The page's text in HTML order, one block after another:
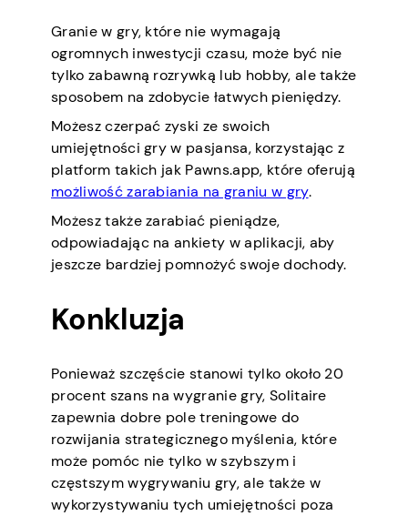
Granie w gry, które nie wymagają
ogromnych inwestycji czasu, może być nie
tylko zabawną rozrywką lub hobby, ale także
sposobem na zdobycie łatwych pieniędzy.
Możesz czerpać zyski ze swoich
umiejętności gry w pasjansa, korzystając z
platform takich jak Pawns.app, które oferują
możliwość zarabiania na graniu w gry.
Możesz także zarabiać pieniądze,
odpowiadając na ankiety w aplikacji, aby
jeszcze bardziej pomnożyć swoje dochody.
Konkluzja
Ponieważ szczęście stanowi tylko około 20
procent szans na wygranie gry, Solitaire
zapewnia dobre pole treningowe do
rozwijania strategicznego myślenia, które
może pomóc nie tylko w szybszym i
częstszym wygrywaniu gry, ale także w
wykorzystywaniu tych umiejętności poza